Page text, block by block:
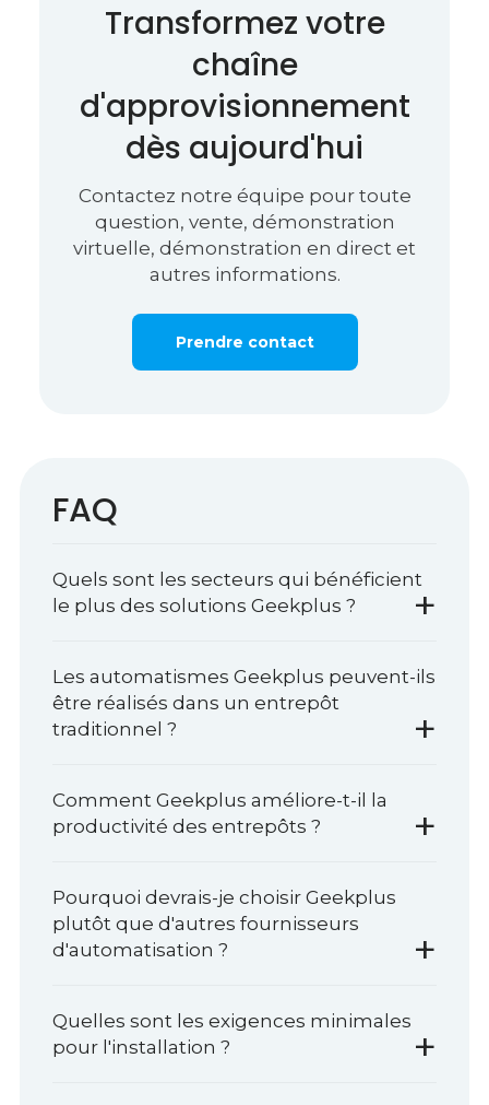
Transformez votre
chaîne
d'approvisionnement
dès aujourd'hui
Contactez notre équipe pour toute
question, vente, démonstration
virtuelle, démonstration en direct et
autres informations.
Prendre contact
FAQ
Quels sont les secteurs qui bénéficient
le plus des solutions Geekplus ?
+
Les automatismes Geekplus peuvent-ils
être réalisés dans un entrepôt
traditionnel ?
+
Comment Geekplus améliore-t-il la
productivité des entrepôts ?
+
Pourquoi devrais-je choisir Geekplus
plutôt que d'autres fournisseurs
d'automatisation ?
+
Quelles sont les exigences minimales
pour l'installation ?
+